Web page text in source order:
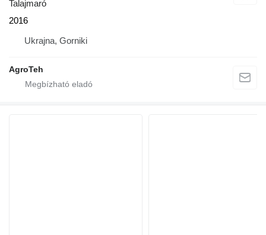
Talajmaró
2016
Ukrajna, Gorniki
AgroTeh